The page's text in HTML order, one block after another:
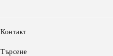
Контакт
Търсене